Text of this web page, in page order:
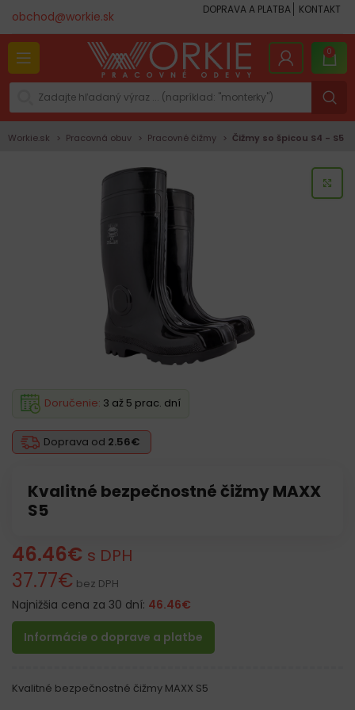
obchod@workie.sk DOPRAVA A PLATBA KONTAKT
0
Workie.sk Pracovná obuv Pracovné čižmy Čižmy so špicou S4 - S5
Kvalitné bezpečnostné čižmy MAXX
S5
Doprava od 2.56€
Doručenie: 3 až 5 prac. dní
46.46€ s DPH
37.77€ bez DPH
Najnižšia cena za 30 dní: 46.46€
Informácie o doprave a platbe
Kvalitné bezpečnostné čižmy MAXX S5